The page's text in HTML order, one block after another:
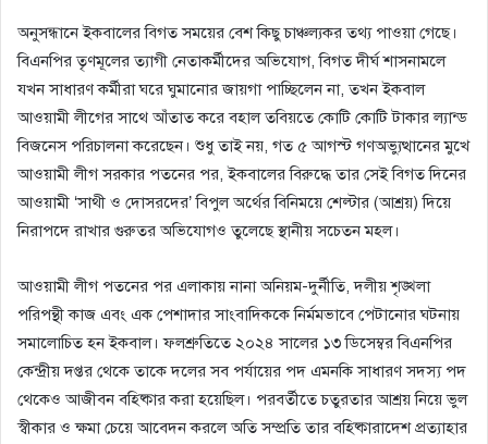
অনুসন্ধানে ইকবালের বিগত সময়ের বেশ কিছু চাঞ্চল্যকর তথ্য পাওয়া গেছে।
বিএনপির তৃণমূলের ত্যাগী নেতাকর্মীদের অভিযোগ, বিগত দীর্ঘ শাসনামলে
যখন সাধারণ কর্মীরা ঘরে ঘুমানোর জায়গা পাচ্ছিলেন না, তখন ইকবাল
আওয়ামী লীগের সাথে আঁতাত করে বহাল তবিয়তে কোটি কোটি টাকার ল্যান্ড
বিজনেস পরিচালনা করেছেন। শুধু তাই নয়, গত ৫ আগস্ট গণঅভ্যুত্থানের মুখে
আওয়ামী লীগ সরকার পতনের পর, ইকবালের বিরুদ্ধে তার সেই বিগত দিনের
আওয়ামী ‘সাথী ও দোসরদের’ বিপুল অর্থের বিনিময়ে শেল্টার (আশ্রয়) দিয়ে
নিরাপদে রাখার গুরুতর অভিযোগও তুলেছে স্থানীয় সচেতন মহল।
​আওয়ামী লীগ পতনের পর এলাকায় নানা অনিয়ম-দুর্নীতি, দলীয় শৃঙ্খলা
পরিপন্থী কাজ এবং এক পেশাদার সাংবাদিককে নির্মমভাবে পেটানোর ঘটনায়
সমালোচিত হন ইকবাল। ফলশ্রুতিতে ২০২৪ সালের ১৩ ডিসেম্বর বিএনপির
কেন্দ্রীয় দপ্তর থেকে তাকে দলের সব পর্যায়ের পদ এমনকি সাধারণ সদস্য পদ
থেকেও আজীবন বহিষ্কার করা হয়েছিল। পরবর্তীতে চতুরতার আশ্রয় নিয়ে ভুল
স্বীকার ও ক্ষমা চেয়ে আবেদন করলে অতি সম্প্রতি তার বহিষ্কারাদেশ প্রত্যাহার